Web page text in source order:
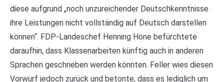
diese aufgrund „noch unzureichender Deutschkenntnisse
ihre Leistungen nicht vollständig auf Deutsch darstellen
können“. FDP-Landeschef Henning Höne befürchtete
daraufhin, dass Klassenarbeiten künftig auch in anderen
Sprachen geschrieben werden könnten. Feller wies diesen
Vorwurf jedoch zurück und betonte, dass es lediglich um